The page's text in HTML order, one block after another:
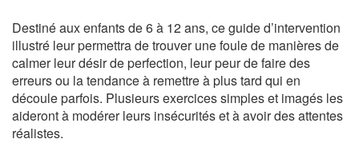
Destiné aux enfants de 6 à 12 ans, ce guide d’intervention
illustré leur permettra de trouver une foule de manières de
calmer leur désir de perfection, leur peur de faire des
erreurs ou la tendance à remettre à plus tard qui en
découle parfois. Plusieurs exercices simples et imagés les
aideront à modérer leurs insécurités et à avoir des attentes
réalistes.